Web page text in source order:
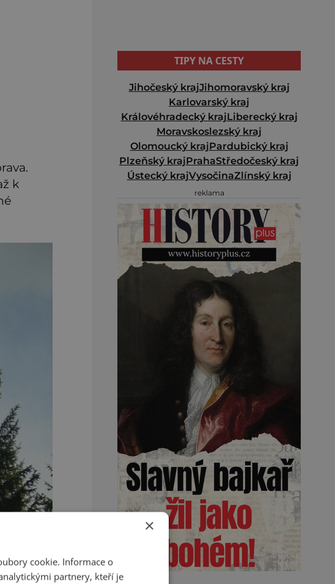
k
TIPY NA CESTY
Jihočeský krajJihomoravský kraj
Karlovarský kraj
Královéhradecký krajLiberecký kraj
Moravskoslezský kraj
Olomoucký krajPardubický kraj
Plzeňský krajPrahaStředočeský kraj
Ústecký krajVysočinaZlínský kraj
reklama
×
cookie. Informace o
partnery, kteří je